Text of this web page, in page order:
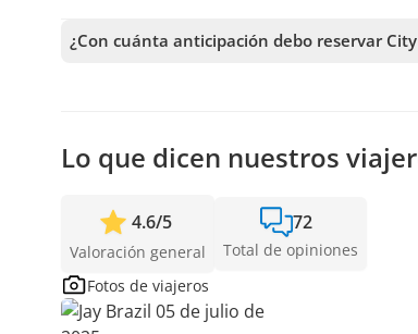
de confirmar tu reserva.
¿Con cuánta anticipación debo reservar
Lo que dicen nuestros
4.6/5
Valoración general
72
Total de opiniones
Fotos de viajeros